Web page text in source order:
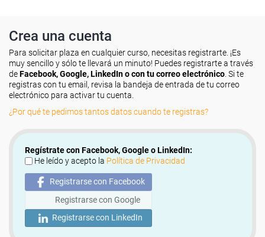
Crea una cuenta
Para solicitar plaza en cualquier curso, necesitas registrarte. ¡Es
muy sencillo y sólo te llevará un minuto! Puedes registrarte a través
deFacebook, Google, LinkedIn o con tu correo electrónico . Si te
registras con tu email, revisa la bandeja de entrada de tu correo
electrónico para activar tu cuenta.
¿Por qué te pedimos tantos datos cuando te registras?
Regístrate con Facebook, Google o LinkedIn:
He leído y acepto la Política de Privacidad
Registrarse con Facebook
Registrarse con Google
Registrarse con LinkedIn